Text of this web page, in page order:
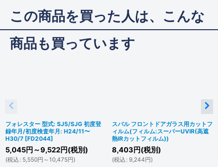
この商品を買った人は、こんな
商品も買っています
フォレスター 型式: SJ5/SJG 初度登
録年月/初度検査年月: H24/11〜
H30/7 [FD2044]
5,045円 ～9,522円(税別)
(税込 : 5,550円 ～10,475円)
スバル フロントドアガラス用カットフ
ィルム(フィルム:スーパーUVIR(高遮
熱IRカットフィルム))
8,403 円(税別)
(税込 : 9,244円)